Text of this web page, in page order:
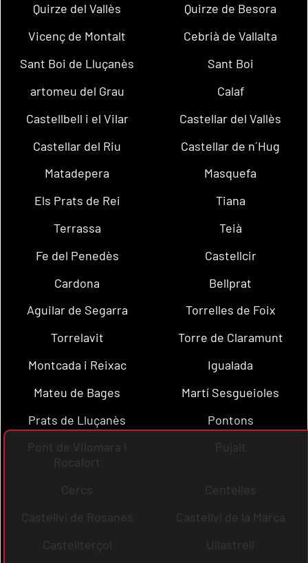
Quirze del Vallès
Quirze de Besora
Vicenç de Montalt
Cebrià de Vallalta
Sant Boi de Lluçanès
Sant Boi
artomeu del Grau
Calaf
Castellbell i el Vilar
Castellar del Vallès
Castellar del Riu
Castellar de n´Hug
Matadepera
Masquefa
Els Prats de Rei
Tiana
Terrassa
Teià
Fe del Penedès
Castellcir
Cardona
Bellprat
Aguilar de Segarra
Torrelles de Foix
Torrelavit
Torre de Claramunt
Montcada i Reixac
Igualada
Mateu de Bages
Martí Sesgueioles
Prats de Lluçanès
Pontons
Pont de Vilomara i
Rocafort
Pujalt
Cercs
Centelles
Castellví de Rosanes
Castellví de la Marca
Castellterçol
Ullastrell